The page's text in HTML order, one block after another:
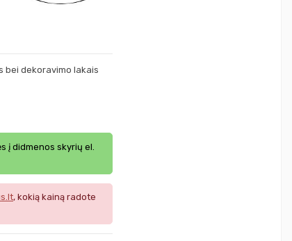
bei dekoravimo lakais
į didmenos skyrių el.
, kokią kainą radote